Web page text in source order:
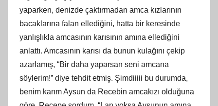
yaparken, denizde çaktırmadan amca kızlarının
bacaklarına falan ellediğini, hatta bir keresinde
yanlışlıkla amcasının karısının amına ellediğini
anlattı. Amcasının karısı da bunun kulağını çekip
azarlamış, “Bir daha yaparsan seni amcana
söylerim!” diye tehdit etmiş. Şimdiiiii bu durumda,
benim karım Aysun da Recebin amcakızı olduğuna